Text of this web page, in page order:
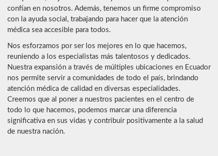
confían en nosotros. Además, tenemos un firme compromiso
con la ayuda social, trabajando para hacer que la atención
médica sea accesible para todos.
Nos esforzamos por ser los mejores en lo que hacemos,
reuniendo a los especialistas más talentosos y dedicados.
Nuestra expansión a través de múltiples ubicaciones en Ecuador
nos permite servir a comunidades de todo el país, brindando
atención médica de calidad en diversas especialidades.
Creemos que al poner a nuestros pacientes en el centro de
todo lo que hacemos, podemos marcar una diferencia
significativa en sus vidas y contribuir positivamente a la salud
de nuestra nación.